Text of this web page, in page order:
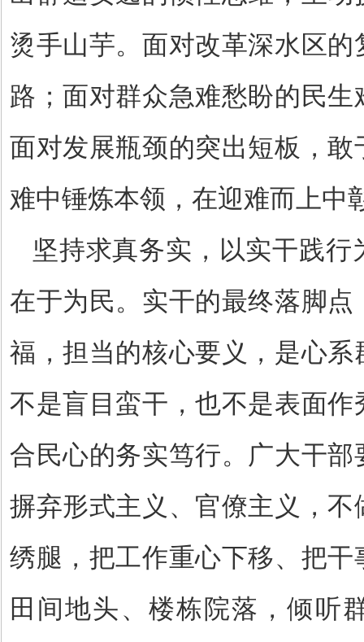
烫手山芋。面对改革深水区
路；面对群众急难愁盼的民
面对发展瓶颈的突出短板，
难中锤炼本领，在迎难而上中
坚持求真务实，以实干践
在于为民。实干的最终落脚
福，担当的核心要义，是心
不是盲目蛮干，也不是表面
合民心的务实笃行。广大干
摒弃形式主义、官僚主义，
绣腿，把工作重心下移、把
田间地头、楼栋院落，倾听